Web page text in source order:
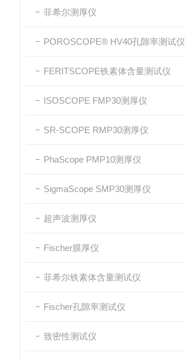
菲希尔测厚仪
POROSCOPE® HV40孔隙率测试仪
FERITSCOPE铁素体含量测试仪
ISOSCOPE FMP30测厚仪
SR-SCOPE RMP30测厚仪
PhaScope PMP10测厚仪
SigmaScope SMP30测厚仪
超声波测厚仪
Fischer膜厚仪
菲希尔铁素体含量测试仪
Fischer孔隙率测试仪
致密性测试仪